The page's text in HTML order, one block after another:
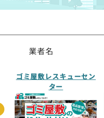
業者名
ゴミ屋敷レスキューセン
ター